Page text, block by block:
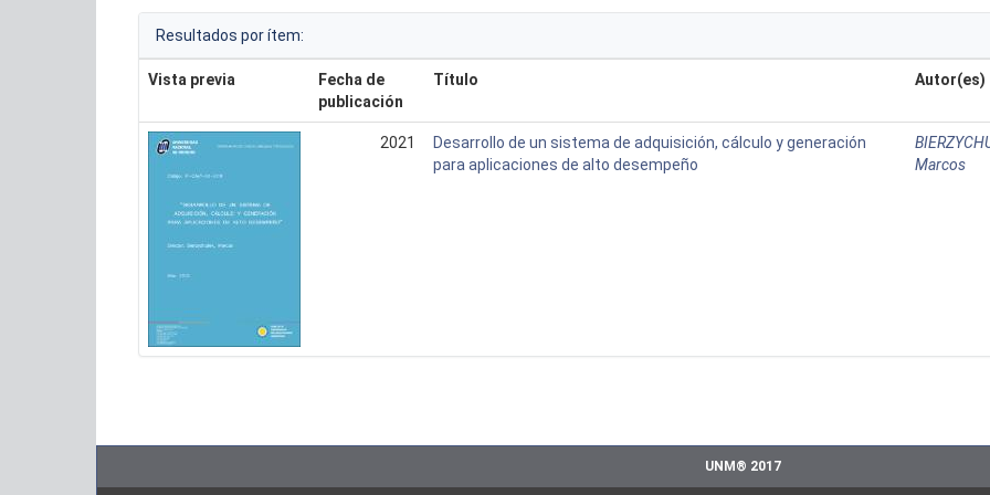
Resultados por ítem:
Vista previa
Fecha de
publicación
Título Autor(es)
2021
Desarrollo de un sistema de adquisición, cálculo y generación
para aplicaciones de alto desempeño
Marcos
UNM® 2017